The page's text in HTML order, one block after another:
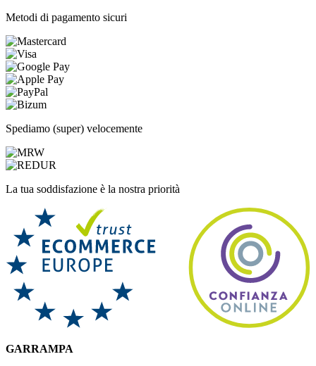
Metodi di pagamento sicuri
Spediamo (super) velocemente
La tua soddisfazione è la nostra priorità
GARRAMPA